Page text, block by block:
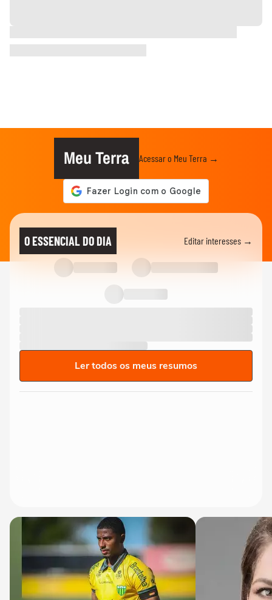
Meu Terra Acessar o Meu Terra →
O ESSENCIAL DO DIA Editar interesses →
Ler todos os meus resumos